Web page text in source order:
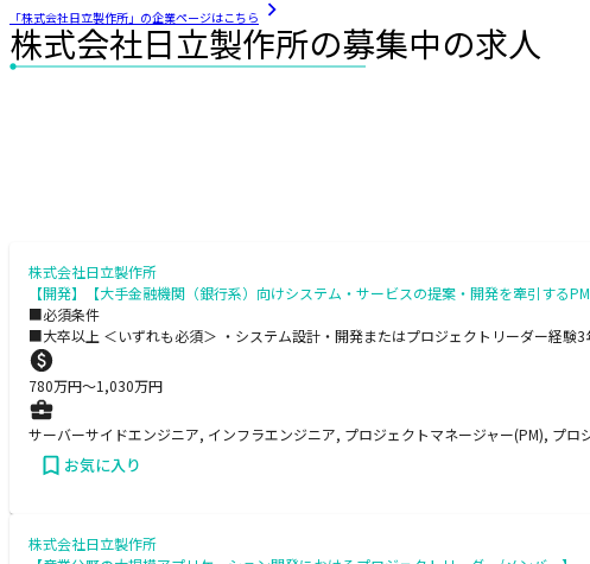
「株式会社日立製作所」の企業ページはこちら
株式会社日立製作所の募集中の求人
株式会社日立製作所
【開発】【大手金融機関（銀行系）向けシステム・サービスの提案・開発を牽引する
■必須条件
■大卒以上 ＜いずれも必須＞ ・システム設計・開発またはプロジェクトリーダー経
780万円〜1,030万円
サーバーサイドエンジニア, インフラエンジニア, プロジェクトマネージャー(PM), プロ
お気に入り
株式会社日立製作所